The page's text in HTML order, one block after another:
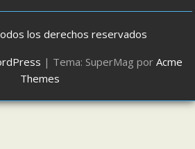
los derechos reservados
| Tema: SuperMag por Acme
Themes